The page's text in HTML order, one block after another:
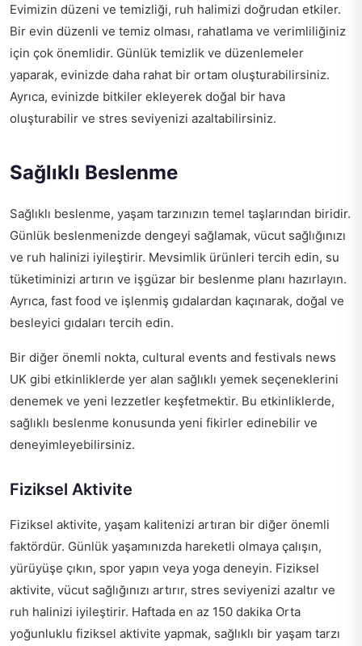
Evimizin düzeni ve temizliği, ruh halimizi doğrudan etkiler.
Bir evin düzenli ve temiz olması, rahatlama ve verimliliğiniz
için çok önemlidir. Günlük temizlik ve düzenlemeler
yaparak, evinizde daha rahat bir ortam oluşturabilirsiniz.
Ayrıca, evinizde bitkiler ekleyerek doğal bir hava
oluşturabilir ve stres seviyenizi azaltabilirsiniz.
Sağlıklı Beslenme
Sağlıklı beslenme, yaşam tarzınızın temel taşlarından biridir.
Günlük beslenmenizde dengeyi sağlamak, vücut sağlığınızı
ve ruh halinizi iyileştirir. Mevsimlik ürünleri tercih edin, su
tüketiminizi artırın ve işgüzar bir beslenme planı hazırlayın.
Ayrıca, fast food ve işlenmiş gıdalardan kaçınarak, doğal ve
besleyici gıdaları tercih edin.
Bir diğer önemli nokta, cultural events and festivals news
UK gibi etkinliklerde yer alan sağlıklı yemek seçeneklerini
denemek ve yeni lezzetler keşfetmektir. Bu etkinliklerde,
sağlıklı beslenme konusunda yeni fikirler edinebilir ve
deneyimleyebilirsiniz.
Fiziksel Aktivite
Fiziksel aktivite, yaşam kalitenizi artıran bir diğer önemli
faktördür. Günlük yaşamınızda hareketli olmaya çalışın,
yürüyüşe çıkın, spor yapın veya yoga deneyin. Fiziksel
aktivite, vücut sağlığınızı artırır, stres seviyenizi azaltır ve
ruh halinizi iyileştirir. Haftada en az 150 dakika Orta
yoğunluklu fiziksel aktivite yapmak, sağlıklı bir yaşam tarzı